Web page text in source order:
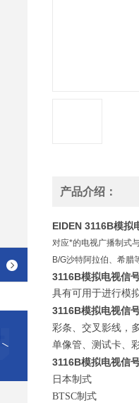
产品介绍：
EIDEN 3116B模拟
对应*的电视广播制式
B/G沙特阿拉伯、希腊
3116B模拟电视信
具有可用于进行模
3116B模拟电视信
彩条、交叉影线，
单像管、测试卡、
3116B模拟电视信
日本制式
BTSC制式